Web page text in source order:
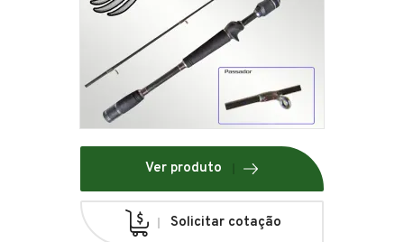
Ver produto
Solicitar cotação